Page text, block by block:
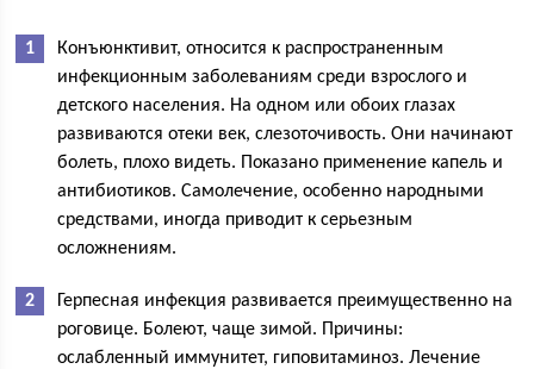
Конъюнктивит, относится к распространенным
инфекционным заболеваниям среди взрослого и
детского населения. На одном или обоих глазах
развиваются отеки век, слезоточивость. Они начинают
болеть, плохо видеть. Показано применение капель и
антибиотиков. Самолечение, особенно народными
средствами, иногда приводит к серьезным
осложнениям.
Герпесная инфекция развивается преимущественно на
роговице. Болеют, чаще зимой. Причины:
ослабленный иммунитет, гиповитаминоз. Лечение